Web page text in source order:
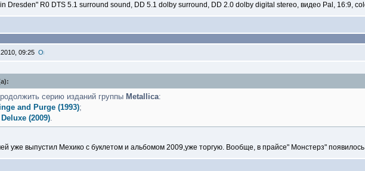
Dresden" R0 DTS 5.1 surround sound, DD 5.1 dolby surround, DD 2.0 dolby digital stereo, видео Pal, 16:9,
09:25
серию изданий группы Metallica:
and Purge (1993);
(2009).
уже выпустил Мехико с буклетом и альбомом 2009,уже торгую. Вообще, в прайсе" Монстерз"